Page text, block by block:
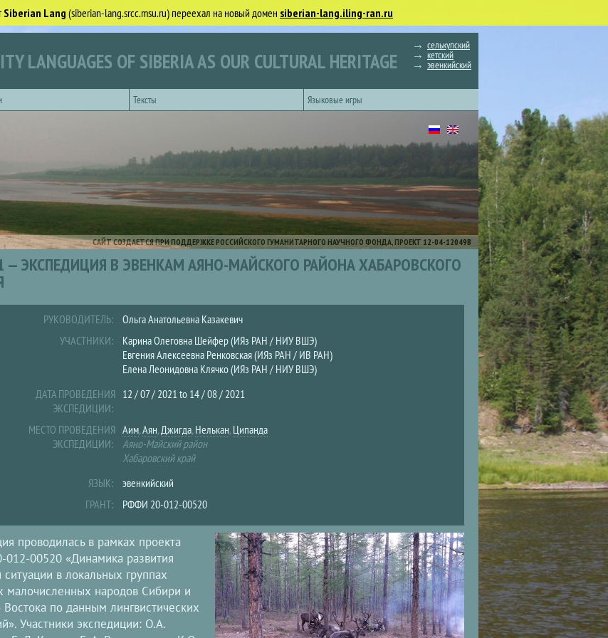
Siberian Lang (siberian-lang.srcc.msu.ru) переехал на новый домен siberian-lang.iling-ran.ru
LANGUAGES OF SIBERIA AS OUR CULTURAL HERITAGE
селькупский
кетский
эвенкийский
Тексты Языковые игры
САЙТ СОЗДАЕТСЯ ПРИ ПОДДЕРЖКЕ РОССИЙСКОГО ГУМАНИТАРНОГО НАУЧНОГО ФОНДА, ПРОЕКТ 12-04-12049В
— ЭКСПЕДИЦИЯ В ЭВЕНКАМ АЯНО-МАЙСКОГО РАЙОНА ХАБАРОВСКОГО
РУКОВОДИТЕЛЬ:
Ольга Анатольевна Казакевич
УЧАСТНИКИ:
Карина Олеговна Шейфер (ИЯз РАН / НИУ ВШЭ)
Евгения Алексеевна Ренковская (ИЯз РАН / ИВ РАН)
Елена Леонидовна Клячко (ИЯз РАН / НИУ ВШЭ)
ДАТА ПРОВЕДЕНИЯ
ЭКСПЕДИЦИИ:
12 / 07 / 2021to 14 / 08 / 2021
МЕСТО ПРОВЕДЕНИЯ
ЭКСПЕДИЦИИ:
Аим,Аян,Джигда, Нелькан, Ципанда
Аяно-Майский район
Хабаровский край
ЯЗЫК:
эвенкийский
ГРАНТ:
РФФИ 20-012-00520
проводилась в рамках проекта
00520 «Динамика развития
ситуации в локальных группах
малочисленных народов Сибири и
Востока по данным лингвистических
Участники экспедиции: О.А.